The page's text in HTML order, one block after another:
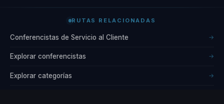
RUTAS RELACIONADAS
Conferencistas de Servicio al Cliente →
Explorar conferencistas →
Explorar categorías →